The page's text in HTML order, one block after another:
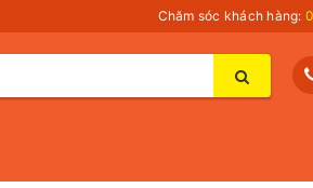
Chăm sóc khách hàng: